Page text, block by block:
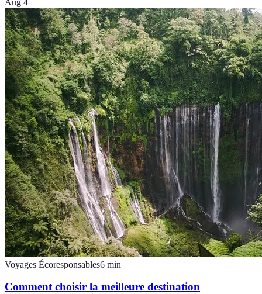
Voyages Écoresponsables6 min
Comment choisir la meilleure destination